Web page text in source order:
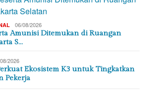
06/08/2026
Amunisi Ditemukan di Ruangan
S…
2026
Ekosistem K3 untuk Tingkatkan
Pekerja